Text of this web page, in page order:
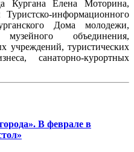
Кургана Елена Моторина,
информационного
Дома молодежи,
объединения,
учреждений, туристических
санаторно-курортных
В феврале в